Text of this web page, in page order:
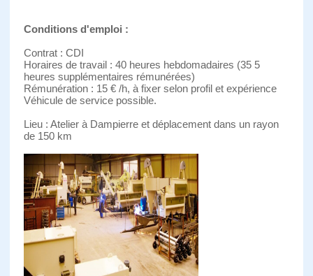
Conditions d'emploi :
Contrat : CDI
Horaires de travail : 40 heures hebdomadaires (35 5
heures supplémentaires rémunérées)
Rémunération : 15 € /h, à fixer selon profil et expérience
Véhicule de service possible.
Lieu : Atelier à Dampierre et déplacement dans un rayon
de 150 km